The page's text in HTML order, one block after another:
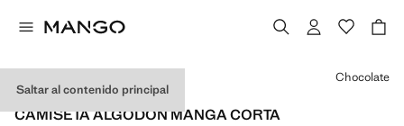
Saltar al contenido principal
MEDIUMWEIGHT
CAMISETA ALGODÓN MANGA CORTA
Selecciona un color
Chocolate